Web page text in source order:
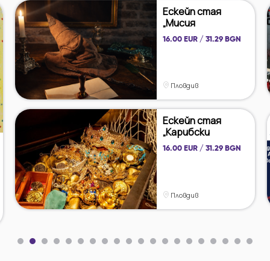
Ескейп стая
„Мисия
„Хогуортс“ ...
16.00 EUR / 31.29 BGN
Пловдив
Ескейп стая
„Карибски
пирати: ...
16.00 EUR / 31.29 BGN
Пловдив